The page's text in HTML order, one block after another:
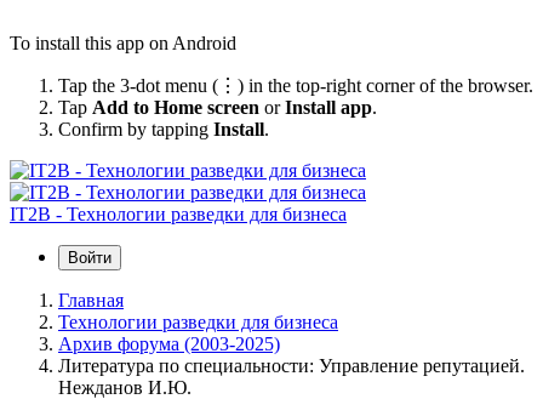
To install this app on Android
Tap the 3-dot menu (⋮) in the top-right corner of the browser.
Tap Add to Home screen orInstall app.
Confirm by tapping Install.
IT2B - Технологии разведки для бизнеса
Войти
Главная
Технологии разведки для бизнеса
Архив форума (2003-2025)
Литература по специальности: Управление репутацией.
Нежданов И.Ю.